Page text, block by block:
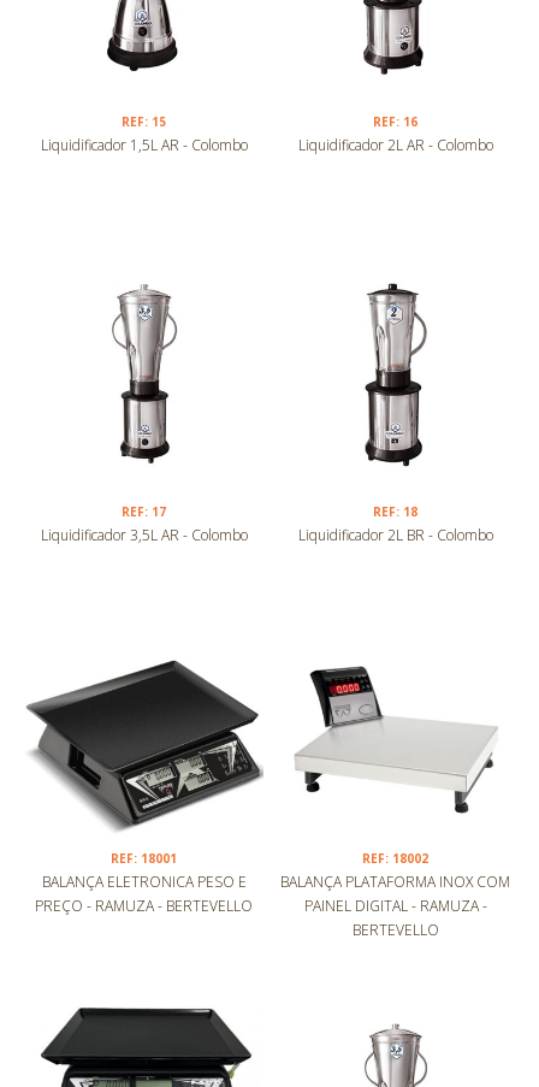
REF: 15
Liquidificador 1,5L AR - Colombo
REF: 16
Liquidificador 2L AR - Colombo
REF: 17
Liquidificador 3,5L AR - Colombo
REF: 18
Liquidificador 2L BR - Colombo
REF: 18001
BALANÇA ELETRONICA PESO E
PREÇO - RAMUZA - BERTEVELLO
REF: 18002
BALANÇA PLATAFORMA INOX COM
PAINEL DIGITAL - RAMUZA -
BERTEVELLO